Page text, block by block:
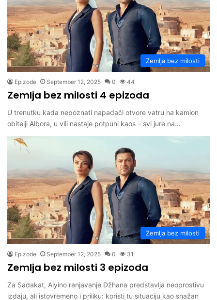
Zemlja bez milosti
Epizode September 12, 2025 0 44
Zemlja bez milosti 4 epizoda
U trenutku kada nepoznati napadači otvore vatru na kamion
obitelji Albora, u vili nastaje potpuni kaos – svi jure na…
Zemlja bez milosti
Epizode September 12, 2025 0 31
Zemlja bez milosti 3 epizoda
Za Sadakat, Alyino ranjavanje Džhana predstavlja neoprostivu
izdaju, ali istovremeno i priliku: koristi tu situaciju kao snažan